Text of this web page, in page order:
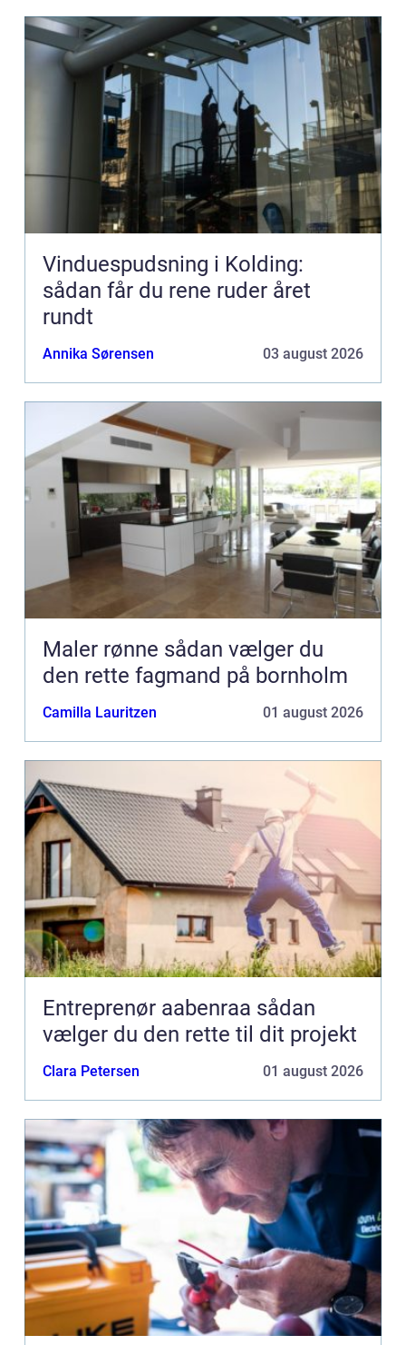
Vinduespudsning i Kolding:
sådan får du rene ruder året
rundt
Annika Sørensen 03 august 2026
Maler rønne sådan vælger du
den rette fagmand på bornholm
Camilla Lauritzen 01 august 2026
Entreprenør aabenraa sådan
vælger du den rette til dit projekt
Clara Petersen 01 august 2026